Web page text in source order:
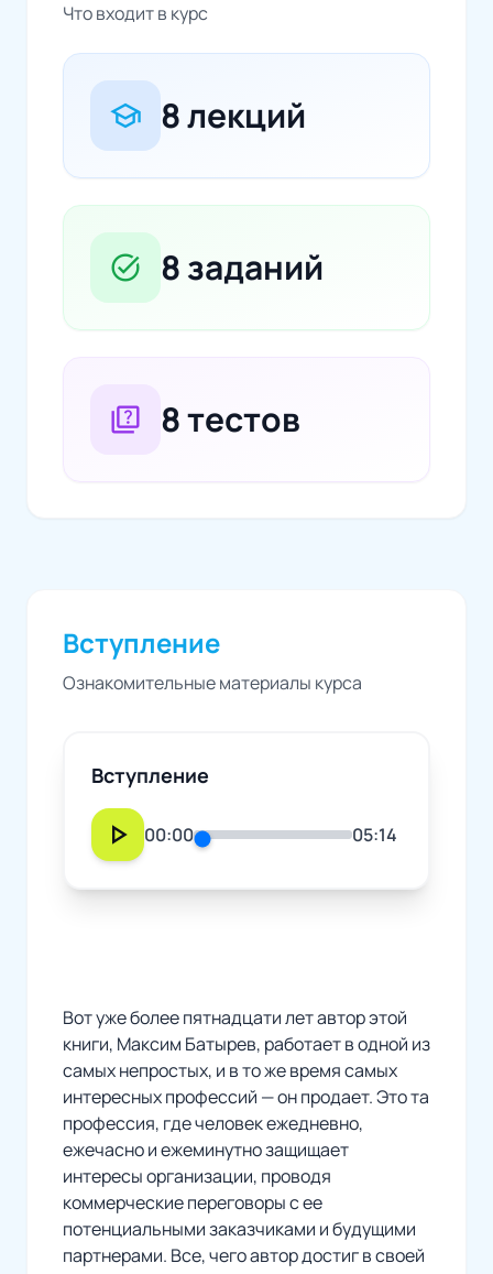
Что входит в курс
school 8 лекций
task_alt 8 заданий
quiz 8 тестов
Вступление
Ознакомительные материалы курса
Вступление
play_arrow 00:00 05:14
Вот уже более пятнадцати лет автор этой
книги, Максим Батырев, работает в одной из
самых непростых, и в то же время самых
интересных профессий — он продает. Это та
профессия, где человек ежедневно,
ежечасно и ежеминутно защищает
интересы организации, проводя
коммерческие переговоры с ее
потенциальными заказчиками и будущими
партнерами. Все, чего автор достиг в своей